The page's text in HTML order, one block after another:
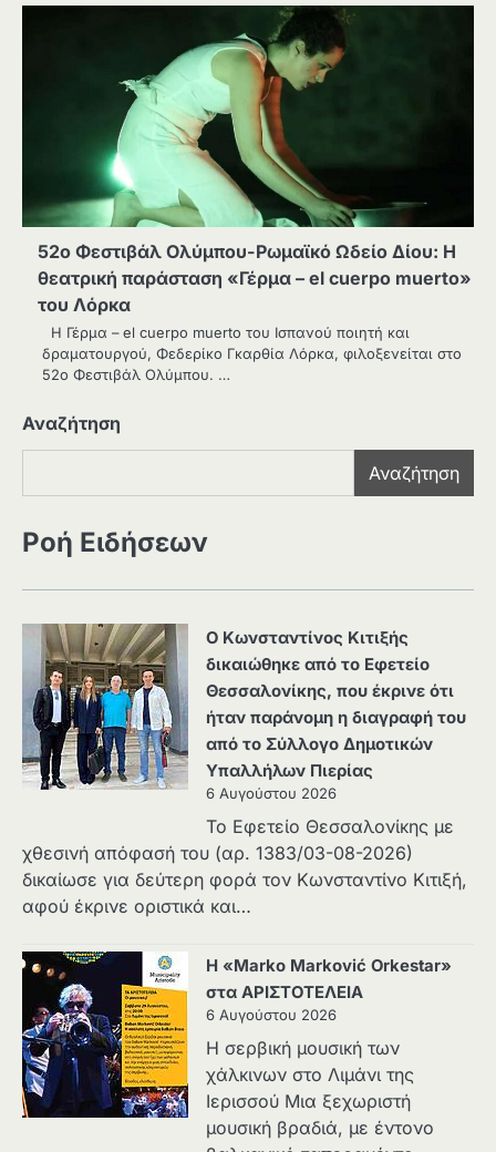
52ο Φεστιβάλ Ολύμπου-Ρωμαϊκό Ωδείο Δίου: Η
θεατρική παράσταση «Γέρµα – el cuerpo muerto»
του Λόρκα
Η Γέρμα – el cuerpo muerto του Ισπανού ποιητή και
δραματουργού, Φεδερίκο Γκαρθία Λόρκα, φιλοξενείται στο
52ο Φεστιβάλ Ολύμπου. …
Αναζήτηση
Αναζήτηση
Ροή Ειδήσεων
Ο Κωνσταντίνος Κιτιξής
δικαιώθηκε από το Εφετείο
Θεσσαλονίκης, που έκρινε ότι
ήταν παράνομη η διαγραφή του
από το Σύλλογο Δημοτικών
Υπαλλήλων Πιερίας
6 Αυγούστου 2026
Το Εφετείο Θεσσαλονίκης με
χθεσινή απόφασή του (αρ. 1383/03-08-2026)
δικαίωσε για δεύτερη φορά τον Κωνσταντίνο Κιτιξή,
αφού έκρινε οριστικά και…
Η «Marko Marković Orkestar»
στα ΑΡΙΣΤΟΤΕΛΕΙΑ
6 Αυγούστου 2026
Η σερβική μουσική των
χάλκινων στο Λιμάνι της
Ιερισσού Μια ξεχωριστή
μουσική βραδιά, με έντονο